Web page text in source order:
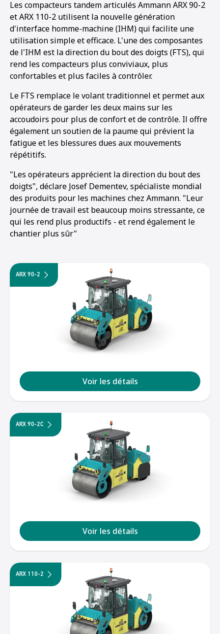
123 45
Les compacteurs tandem articulés Ammann ARX 90-2
et ARX 110-2 utilisent la nouvelle génération
d'interface homme-machine (IHM) qui facilite une
utilisation simple et efficace. L'une des composantes
de l'IHM est la direction du bout des doigts (FTS), qui
rend les compacteurs plus conviviaux, plus
confortables et plus faciles à contrôler.
Le FTS remplace le volant traditionnel et permet aux
opérateurs de garder les deux mains sur les
accoudoirs pour plus de confort et de contrôle. Il offre
également un soutien de la paume qui prévient la
fatigue et les blessures dues aux mouvements
répétitifs.
"Les opérateurs apprécient la direction du bout des
doigts", déclare Josef Dementev, spécialiste mondial
des produits pour les machines chez Ammann. "Leur
journée de travail est beaucoup moins stressante, ce
qui les rend plus productifs - et rend également le
chantier plus sûr"
ARX 90-2
Voir les détails
ARX 90-2C
Voir les détails
ARX 110-2